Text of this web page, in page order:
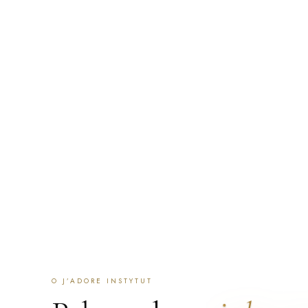
O J’ADORE INSTYTUT